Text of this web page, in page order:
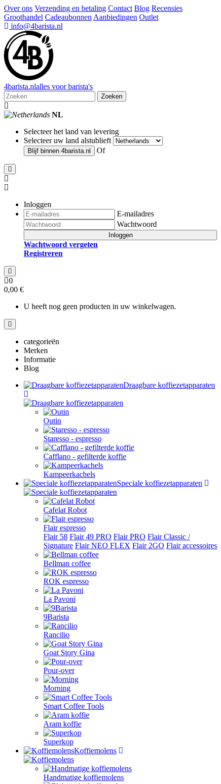
Over ons Verzending en betaling Contact Blog Recensies
Groothandel Cadeaubonnen Aanbiedingen Outlet
info@4barista.nl
4barista.nlalles voor barista's
Zoeken
NL
Selecteer het land van levering
Selecteer uw land alstublieft
Blijf binnen 4barista.nl Of
Inloggen
E-mailadres
Wachtwoord
Inloggen
Wachtwoord vergeten
Registreren
0
0,00 €
U heeft nog geen producten in uw winkelwagen.
categorieën
Merken
Informatie
Blog
Draagbare koffiezetapparaten
Outin
Staresso - espresso
Cafflano - gefilterde koffie
Kampeerkachels
Speciale koffiezetapparaten
Cafelat Robot
Flair espresso
Flair 58 Flair 49 PRO Flair PRO Flair Classic /
Signature Flair NEO FLEX Flair 2GO Flair accessoires
Bellman coffee
ROK espresso
La Pavoni
9Barista
Rancilio
Goat Story Gina
Pour-over
Morning
Smart Coffee Tools
Aram koffie
Superkop
Koffiemolens
Handmatige koffiemolens